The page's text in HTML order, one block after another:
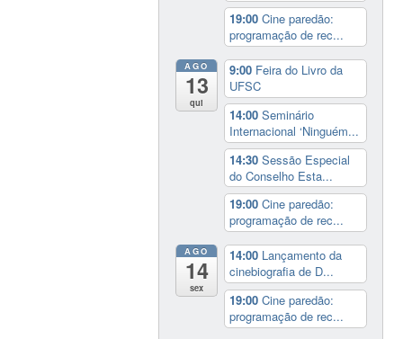
19:00Cine paredão:
programação de rec...
AGO
13
qui
9:00 Feira do Livro da
UFSC
14:00Seminário
Internacional ‘Ninguém...
14:30Sessão Especial
do Conselho Esta...
19:00Cine paredão:
programação de rec...
AGO
14
sex
14:00 Lançamento da
cinebiografia de D...
19:00Cine paredão:
programação de rec...